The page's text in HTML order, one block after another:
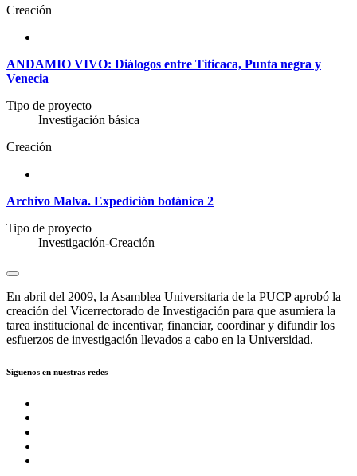
Creación
ANDAMIO VIVO: Diálogos entre Titicaca, Punta negra y
Venecia
Tipo de proyecto
Investigación básica
Creación
Archivo Malva. Expedición botánica 2
Tipo de proyecto
Investigación-Creación
En abril del 2009, la Asamblea Universitaria de la PUCP aprobó la
creación del Vicerrectorado de Investigación para que asumiera la
tarea institucional de incentivar, financiar, coordinar y difundir los
esfuerzos de investigación llevados a cabo en la Universidad.
Síguenos en nuestras redes